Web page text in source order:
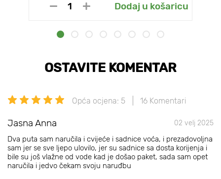
Dodaj u košaricu
OSTAVITE KOMENTAR
Opća ocjena: 5 16 Komentari
Jasna Anna 02 velj 2025
Dva puta sam naručila i cvijeće i sadnice voća, i prezadovoljna
sam jer se sve ljepo ulovilo, jer su sadnice sa dosta korijenja i
bile su još vlažne od vode kad je došao paket, sada sam opet
naručila i jedvo čekam svoju naruđbu